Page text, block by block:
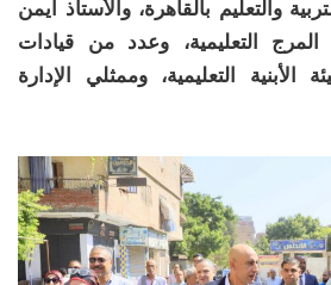
والتعليم بالقاهرة، والأستاذ أيمن
المرج التعليمية، وعدد من قيادات
الأبنية التعليمية، وممثلي الإدارة